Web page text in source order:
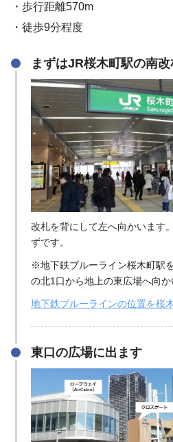
・歩行距離570m
・徒歩9分程度
まずはJR桜木町駅の南
改札を背にして左へ向かいます
ずです。
※地下鉄ブルーライン桜木町駅
の北1口から地上の東広場へ向か
地下鉄ブルーラインの位置を桜
東口の広場に出ます